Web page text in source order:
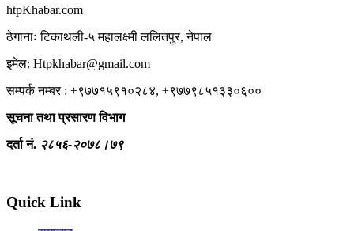
htpKhabar.com
ठेगानाः टिकाथली-५ महालक्ष्मी ललितपुर, नेपाल
इमेल: Htpkhabar@gmail.com
सम्पर्क नम्बर : +९७७१५९१०२८४, +९७७९८५१३३०६००
सूचना तथा प्रसारण विभाग
दर्ता नं. २८५६-२०७८।७९
Quick Link